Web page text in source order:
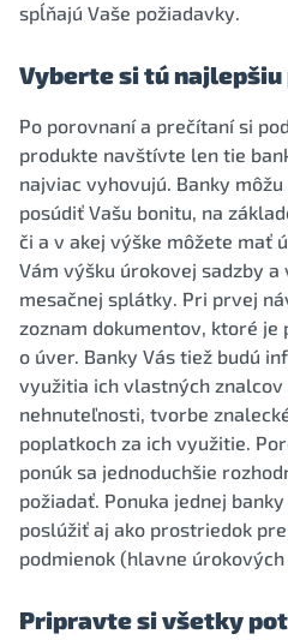
spĺňajú Vaše požiadavky.
Vyberte si tú najlepšiu
Po porovnaní a prečítaní si
produkte navštívte len tie
najviac vyhovujú. Banky
posúdiť Vašu bonitu, na
či a v akej výške môžete mať
Vám výšku úrokovej sadzby
mesačnej splátky. Pri prvej
zoznam dokumentov, ktoré
o úver. Banky Vás tiež budú
využitia ich vlastných znalcov
nehnuteľnosti, tvorbe
poplatkoch za ich využitie.
ponúk sa jednoduchšie
požiadať. Ponuka jednej
poslúžiť aj ako prostriedok
podmienok (hlavne
Pripravte si všetky